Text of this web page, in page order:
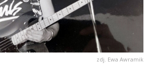
zdj. Ewa Awramik